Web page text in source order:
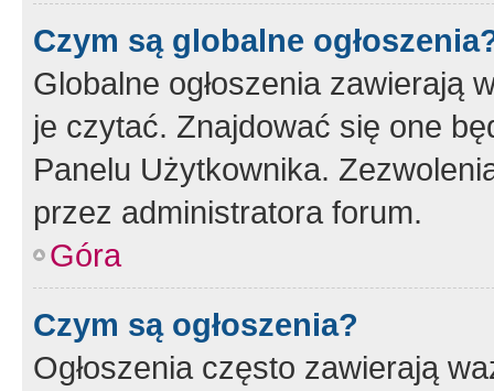
Czym są globalne
Globalne ogłoszenia zawierają
je czytać. Znajdować się one
Panelu Użytkownika.
przez administratora forum.
Góra
Czym są ogłoszenia?
Ogłoszenia często zawierają